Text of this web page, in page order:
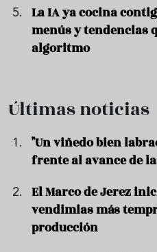
La IA ya cocina
menús y tendencias
algoritmo
Últimas noticias
"Un viñedo bien
frente al avance de
El Marco de Jerez
vendimias más
producción